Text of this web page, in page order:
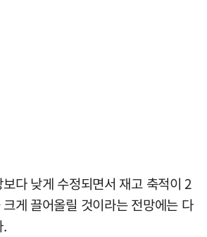
다 낮게 수정되면서 재고 축적이 2
게 끌어올릴 것이라는 전망에는 다
.